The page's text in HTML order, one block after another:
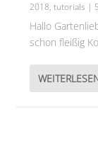
2018,tutorials |
Hallo
schon fleißig